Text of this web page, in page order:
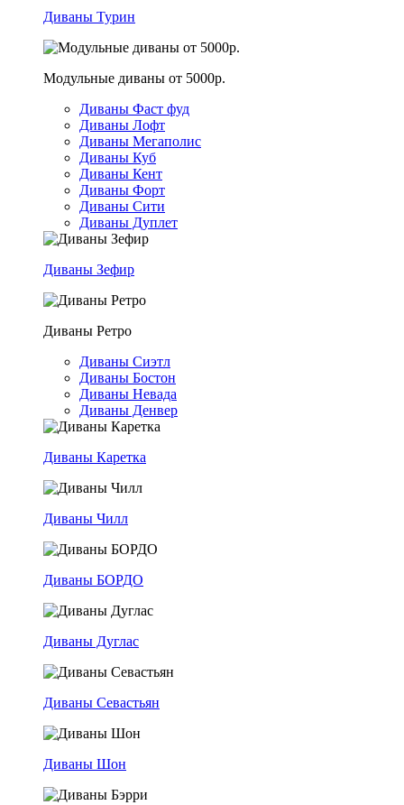
Диваны Турин
Модульные диваны от 5000р.
Диваны Фаст фуд
Диваны Лофт
Диваны Мегаполис
Диваны Куб
Диваны Кент
Диваны Форт
Диваны Сити
Диваны Дуплет
Диваны Зефир
Диваны Ретро
Диваны Сиэтл
Диваны Бостон
Диваны Невада
Диваны Денвер
Диваны Каретка
Диваны Чилл
Диваны БОРДО
Диваны Дуглас
Диваны Севастьян
Диваны Шон